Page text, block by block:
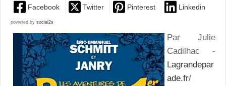
Facebook Twitter Pinterest Linkedin
powered by social2s
Par Julie
Cadilhac -
Lagrandepar
ade.fr/